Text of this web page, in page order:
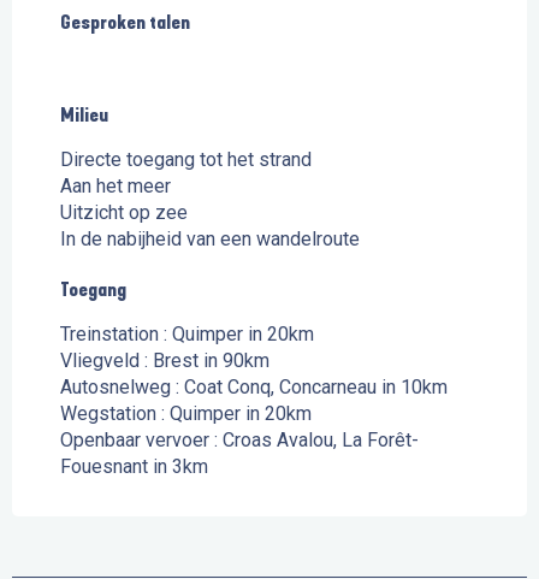
Gesproken talen
Gesproken talen
Milieu
Milieu
Directe toegang tot het strand
Aan het meer
Uitzicht op zee
In de nabijheid van een wandelroute
Toegang
Toegang
Treinstation : Quimper in 20km
Vliegveld : Brest in 90km
Autosnelweg : Coat Conq, Concarneau in 10km
Wegstation : Quimper in 20km
Openbaar vervoer : Croas Avalou, La Forêt-
Fouesnant in 3km